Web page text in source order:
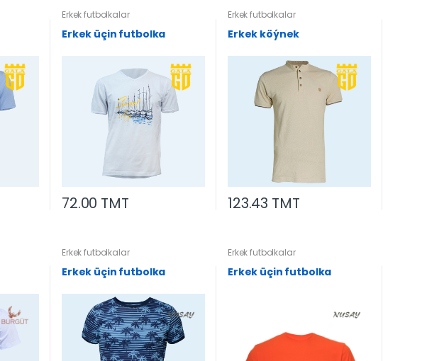
Erkek futbolkalar
Erkek üçin futbolka
72.00 TMT
Erkek futbolkalar
Erkek köýnek
123.43 TMT
Erkek futbolkalar
Erkek üçin futbolka
Erkek futbolkalar
Erkek üçin futbolka